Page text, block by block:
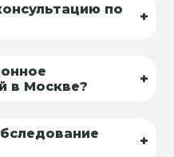
по
+
в Москве?
+
+